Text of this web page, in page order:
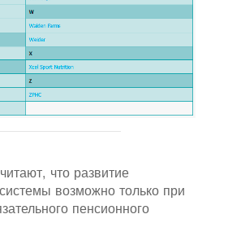
что развитие
возможно только при
пенсионного